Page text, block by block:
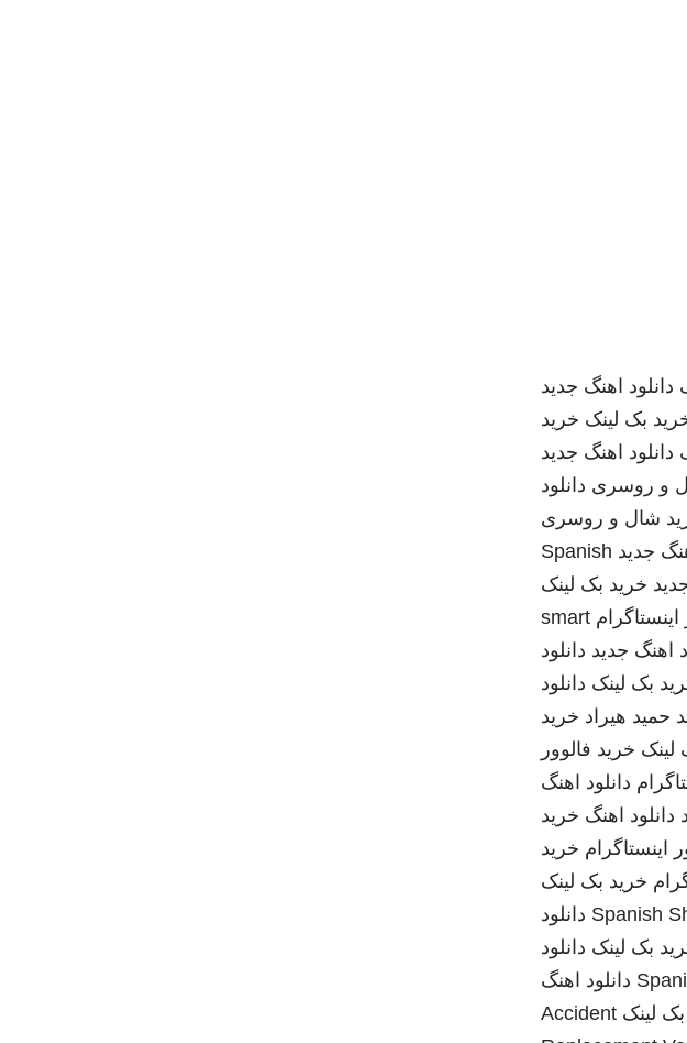
دانلود اهنگ جدید
بک لینک خرید
دانلود اهنگ جدید
و روسری دانلود
شال و روسری
جدید Spanish
خرید بک لینک
smart
اهنگ جدید دانلود
بک لینک دانلود
حمید هیراد خرید
لینک خرید فالوور
دانلود اهنگ
دانلود اهنگ خرید
اینستاگرام خرید
خرید بک لینک
Spanish دانلود
بک لینک دانلود
دانلود اهنگ
لینک Accident